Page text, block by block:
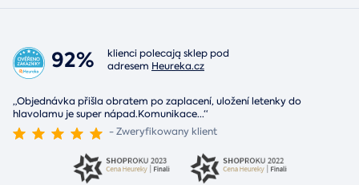
92%
klienci polecają sklep pod
adresem Heureka.cz
„Objednávka přišla obratem po zaplacení, uložení letenky do
hlavolamu je super nápad.Komunikace...“
- Zweryfikowany klient